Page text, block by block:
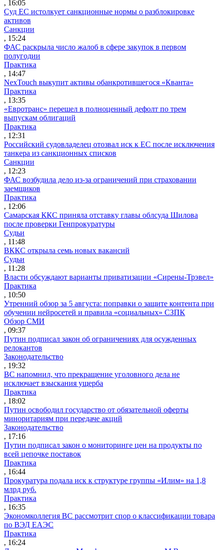
, 16:05
Суд ЕС истолкует санкционные нормы о разблокировке
активов
Санкции
, 15:24
ФАС раскрыла число жалоб в сфере закупок в первом
полугодии
Практика
, 14:47
NexTouch выкупит активы обанкротившегося «Кванта»
Практика
, 13:35
«Евротранс» перешел в полноценный дефолт по трем
выпускам облигаций
Практика
, 12:31
Российский судовладелец отозвал иск к ЕС после исключения
танкера из санкционных списков
Санкции
, 12:23
ФАС возбудила дело из-за ограничений при страховании
заемщиков
Практика
, 12:06
Самарская ККС приняла отставку главы облсуда Шилова
после проверки Генпрокуратуры
Судьи
, 11:48
ВККС открыла семь новых вакансий
Судьи
, 11:28
Власти обсуждают варианты приватизации «Сирены-Трэвел»
Практика
, 10:50
Утренний обзор за 5 августа: поправки о защите контента при
обучении нейросетей и правила «социальных» СЗПК
Обзор СМИ
, 09:37
Путин подписал закон об ограничениях для осужденных
релокантов
Законодательство
, 19:32
ВС напомнил, что прекращение уголовного дела не
исключает взыскания ущерба
Практика
, 18:02
Путин освободил государство от обязательной оферты
миноритариям при передаче акций
Законодательство
, 17:16
Путин подписал закон о мониторинге цен на продукты по
всей цепочке поставок
Практика
, 16:44
Прокуратура подала иск к структуре группы «Илим» на 1,8
млрд руб.
Практика
, 16:35
Экономколлегия ВС рассмотрит спор о классификации товара
по ВЭД ЕАЭС
Практика
, 16:24